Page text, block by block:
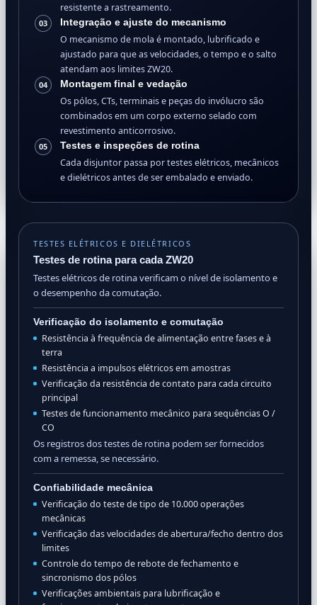
resistente a rastreamento.
03 Integração e ajuste do mecanismo
O mecanismo de mola é montado, lubrificado e
ajustado para que as velocidades, o tempo e o salto
atendam aos limites ZW20.
04 Montagem final e vedação
Os pólos, CTs, terminais e peças do invólucro são
combinados em um corpo externo selado com
revestimento anticorrosivo.
05 Testes e inspeções de rotina
Cada disjuntor passa por testes elétricos, mecânicos
e dielétricos antes de ser embalado e enviado.
TESTES ELÉTRICOS E DIELÉTRICOS
Testes de rotina para cada ZW20
Testes elétricos de rotina verificam o nível de isolamento e
o desempenho da comutação.
Verificação do isolamento e comutação
Resistência à frequência de alimentação entre fases e à
terra
Resistência a impulsos elétricos em amostras
Verificação da resistência de contato para cada circuito
principal
Testes de funcionamento mecânico para sequências O /
CO
Os registros dos testes de rotina podem ser fornecidos
com a remessa, se necessário.
Confiabilidade mecânica
Verificação do teste de tipo de 10.000 operações
mecânicas
Verificação das velocidades de abertura/fecho dentro dos
limites
Controle do tempo de rebote de fechamento e
sincronismo dos pólos
Verificações ambientais para lubrificação e